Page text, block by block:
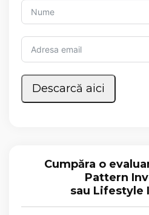
Descarcă aici
Cumpăra o
Pattern
sau Lifestyle